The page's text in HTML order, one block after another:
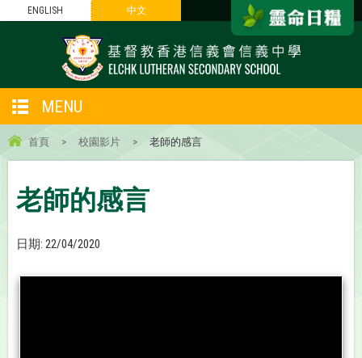
ENGLISH 中文
MENU
首頁 > 校園影片 > 老師的感言
老師的感言
日期: 22/04/2020